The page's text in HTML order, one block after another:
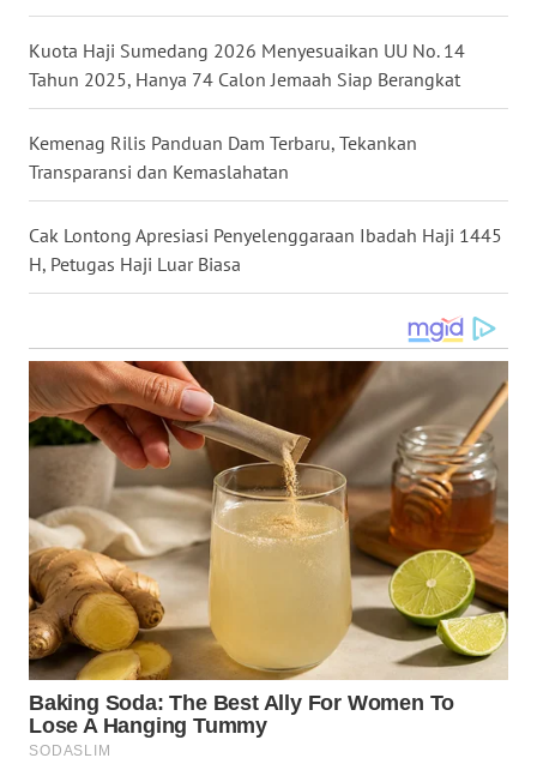
Kuota Haji Sumedang 2026 Menyesuaikan UU No. 14
Tahun 2025, Hanya 74 Calon Jemaah Siap Berangkat
Kemenag Rilis Panduan Dam Terbaru, Tekankan
Transparansi dan Kemaslahatan
Cak Lontong Apresiasi Penyelenggaraan Ibadah Haji 1445
H, Petugas Haji Luar Biasa
WN
WN
BOGOR
WN
DEPOK
WN
TAPANULI
UTARA
WN
SAMOSIR
WN
PADANG
LAWAS